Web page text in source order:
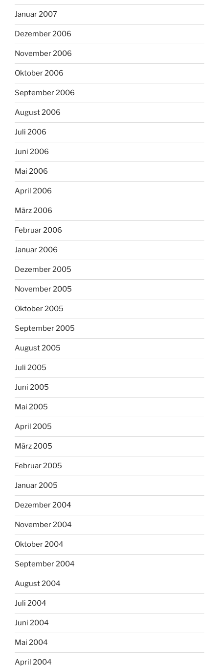
Januar 2007
Dezember 2006
November 2006
Oktober 2006
September 2006
August 2006
Juli 2006
Juni 2006
Mai 2006
April 2006
März 2006
Februar 2006
Januar 2006
Dezember 2005
November 2005
Oktober 2005
September 2005
August 2005
Juli 2005
Juni 2005
Mai 2005
April 2005
März 2005
Februar 2005
Januar 2005
Dezember 2004
November 2004
Oktober 2004
September 2004
August 2004
Juli 2004
Juni 2004
Mai 2004
April 2004